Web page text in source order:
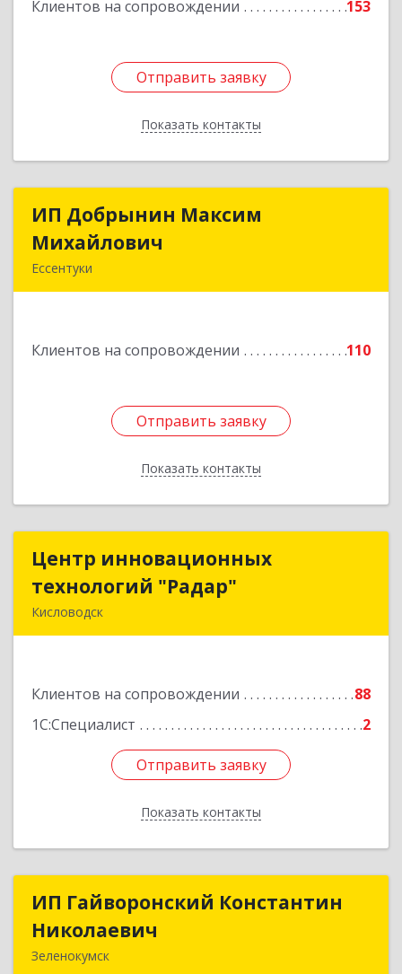
Клиентов на сопровождении 153
Отправить заявку
Показать контакты
Подробнее
Отправить заявку
Назад
ИП Добрынин Максим
Михайлович
Ессентуки
Клиентов на сопровождении 110
Отправить заявку
Показать контакты
ИП Добрынин Максим
Подробнее
Отправить заявку
Назад
Центр инновационных
технологий "Радар"
Кисловодск
Клиентов на сопровождении
88
1С:Специалист
2
Отправить заявку
Показать контакты
Центр инновационных
технологий "Радар"
Подробнее
Отправить заявку
Назад
ИП Гайворонский Константин
Николаевич
Зеленокумск
ИП Гайворонский Константин